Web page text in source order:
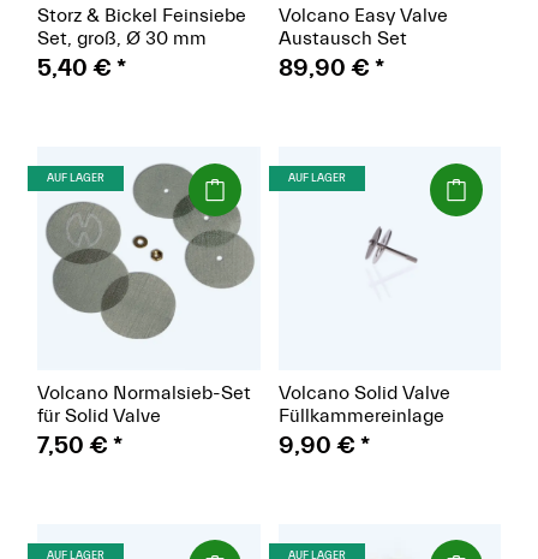
Storz & Bickel Feinsiebe
Set, groß, Ø 30 mm
5,40 € *
Volcano Easy Valve
Austausch Set
89,90 € *
AUF LAGER (Paket)
Volcano Normalsieb-Set
für Solid Valve
7,50 € *
AUF LAGER (Paket)
Volcano Solid Valve
Füllkammereinlage
9,90 € *
AUF LAGER (Paket) AUF LAGER (Paket)